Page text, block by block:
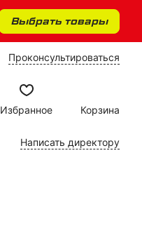
Выбрать товары
Проконсультироваться
Избранное Корзина
Написать директору